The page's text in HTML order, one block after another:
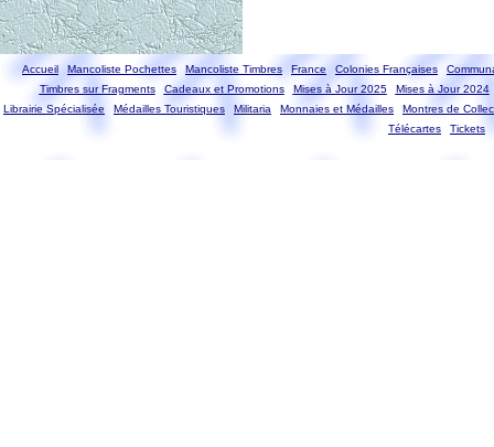
Accueil Mancoliste Pochettes Mancoliste Timbres France Colonies Françaises
Timbres sur Fragments
Cadeaux et Promotions Mises à Jour 2025
Mises à Jour 2024
Librairie Spécialisée
Médailles Touristiques Militaria Monnaies et Médailles
Montres de
Télécartes
Tickets